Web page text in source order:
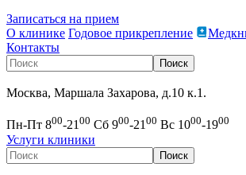
Записаться на прием
О клинике Годовое прикрепление
Контакты
Москва, Маршала Захарова, д.10 к.1.
Пн-Пт 800-2100 Сб 900-2100 Вс 1000-1900
Услуги клиники